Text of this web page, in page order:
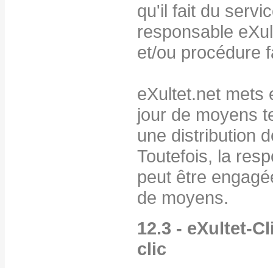
qu'il fait du
responsable
et/ou procédure
eXultet.net mets
jour de moyens
une distribution
Toutefois, la
peut être
de moyens.
12.3 - eXultet-
clic